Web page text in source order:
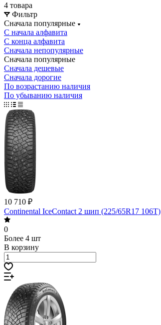
4 товара
Фильтр
Сначала популярные
С начала алфавита
С конца алфавита
Сначала непопулярные
Сначала популярные
Сначала дешевые
Сначала дорогие
По возрастанию наличия
По убыванию наличия
10 710 ₽
Continental IceContact 2 шип (225/65R17 106T)
0
Более 4 шт
В корзину